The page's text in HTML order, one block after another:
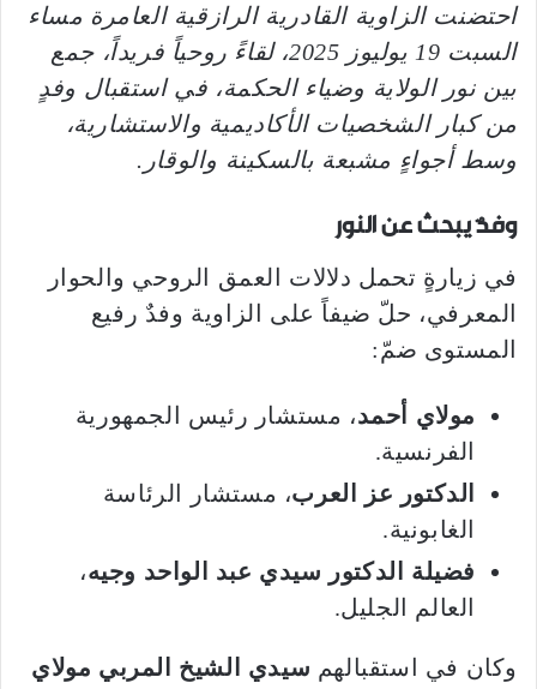
احتضنت الزاوية القادرية الرازقية العامرة مساء
السبت 19 يوليوز 2025، لقاءً روحياً فريداً، جمع
بين نور الولاية وضياء الحكمة، في استقبال وفدٍ
من كبار الشخصيات الأكاديمية والاستشارية،
وسط أجواءٍ مشبعة بالسكينة والوقار.
وفدٌ يبحث عن النور
في زيارةٍ تحمل دلالات العمق الروحي والحوار
المعرفي، حلّ ضيفاً على الزاوية وفدٌ رفيع
المستوى ضمّ:
مولاي أحمد، مستشار رئيس الجمهورية
الفرنسية.
الدكتور عز العرب، مستشار الرئاسة
الغابونية.
فضيلة الدكتور سيدي عبد الواحد وجيه،
العالم الجليل.
وكان في استقبالهم سيدي الشيخ المربي مولاي